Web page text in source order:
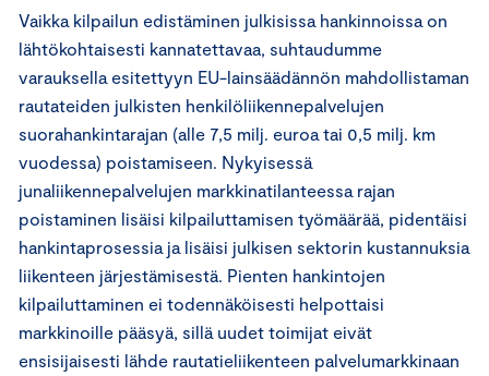
Vaikka kilpailun edistäminen julkisissa hankinnoissa on
lähtökohtaisesti kannatettavaa, suhtaudumme
varauksella esitettyyn EU-lainsäädännön mahdollistaman
rautateiden julkisten henkilöliikennepalvelujen
suorahankintarajan (alle 7,5 milj. euroa tai 0,5 milj. km
vuodessa) poistamiseen. Nykyisessä
junaliikennepalvelujen markkinatilanteessa rajan
poistaminen lisäisi kilpailuttamisen työmäärää, pidentäisi
hankintaprosessia ja lisäisi julkisen sektorin kustannuksia
liikenteen järjestämisestä. Pienten hankintojen
kilpailuttaminen ei todennäköisesti helpottaisi
markkinoille pääsyä, sillä uudet toimijat eivät
ensisijaisesti lähde rautatieliikenteen palvelumarkkinaan